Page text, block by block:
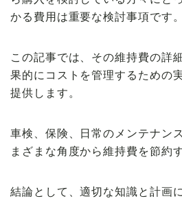
かる費用は重要な検討事項です。
この記事では、その維持費の詳
果的にコストを管理するための
提供します。
車検、保険、日常のメンテナン
まざまな角度から維持費を節約
結論として、適切な知識と計画